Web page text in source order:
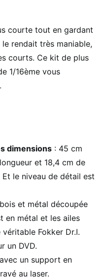
courte tout en gardant
rendait très maniable,
courts. Ce kit de plus
1/16ème vous
dimensions : 45 cm
et 18,4 cm de
le niveau de détail est
et métal découpée
en métal et les ailes
Fokker Dr.I.
un DVD.
un support en
au laser.